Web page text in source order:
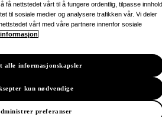
få nettstedet vårt til å fungere ordentlig, tilpasse
til sosiale medier og analysere trafikken vår. Vi deler
vårt med våre partnere innenfor sosiale
preferanser
kun nødvendige
alle informasjonskapsler